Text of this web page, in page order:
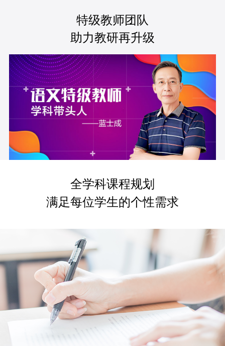
特级教师团队
助力教研再升级
全学科课程规划
满足每位学生的个性需求